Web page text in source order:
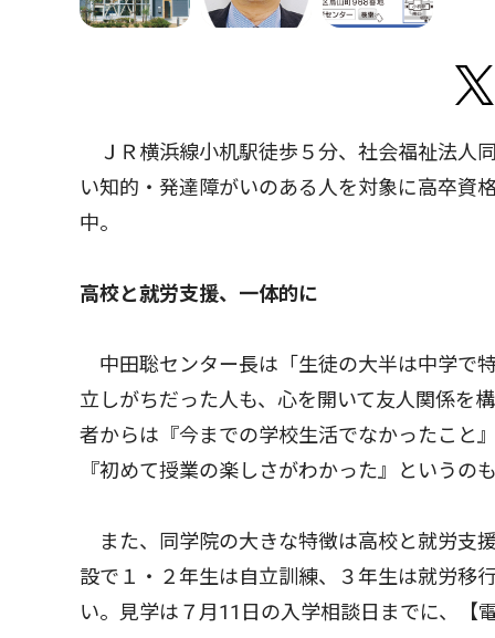
ＪＲ横浜線小机駅徒歩５分、社会福祉法人
い知的・発達障がいのある人を対象に高卒資
中。
高校と就労支援、一体的に
中田聡センター長は「生徒の大半は中学で
立しがちだった人も、心を開いて友人関係を
者からは『今までの学校生活でなかったこと
『初めて授業の楽しさがわかった』というの
また、同学院の大きな特徴は高校と就労支
設で１・２年生は自立訓練、３年生は就労移
い。見学は７月11日の入学相談日までに、【